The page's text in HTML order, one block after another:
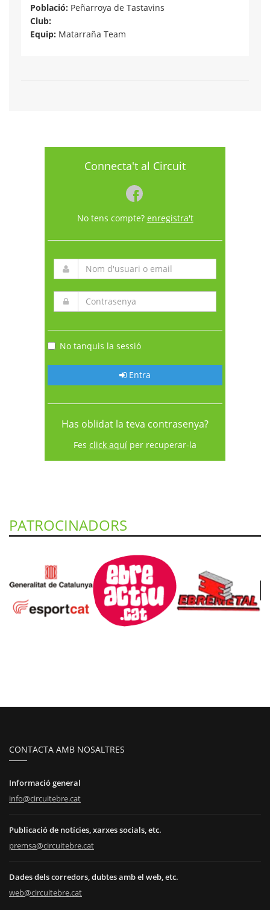
Població: Peñarroya de Tastavins
Club:
Equip: Matarraña Team
Connecta't al Circuit
No tens compte? enregistra't
No tanquis la sessió
Entra
Has oblidat la teva contrasenya?
Fes click aquí per recuperar-la
PATROCINADORS
CONTACTA AMB NOSALTRES
Informació general
info@circuitebre.cat
Publicació de notícies, xarxes socials, etc.
premsa@circuitebre.cat
Dades dels corredors, dubtes amb el web, etc.
web@circuitebre.cat